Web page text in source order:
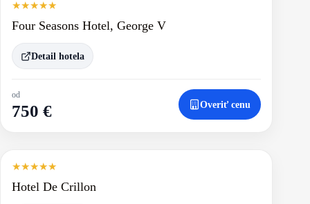
★★★★★
Four Seasons Hotel, George V
Detail hotela
od
750 € Overiť cenu
★★★★★
Hotel De Crillon